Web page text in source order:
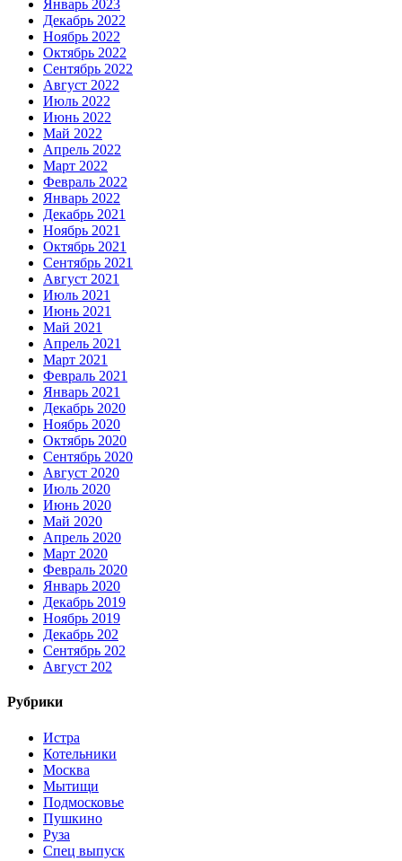
Январь 2023
Декабрь 2022
Ноябрь 2022
Октябрь 2022
Сентябрь 2022
Август 2022
Июль 2022
Июнь 2022
Май 2022
Апрель 2022
Март 2022
Февраль 2022
Январь 2022
Декабрь 2021
Ноябрь 2021
Октябрь 2021
Сентябрь 2021
Август 2021
Июль 2021
Июнь 2021
Май 2021
Апрель 2021
Март 2021
Февраль 2021
Январь 2021
Декабрь 2020
Ноябрь 2020
Октябрь 2020
Сентябрь 2020
Август 2020
Июль 2020
Июнь 2020
Май 2020
Апрель 2020
Март 2020
Февраль 2020
Январь 2020
Декабрь 2019
Ноябрь 2019
Декабрь 202
Сентябрь 202
Август 202
Рубрики
Истра
Котельники
Москва
Мытищи
Подмосковье
Пушкино
Руза
Спец выпуск